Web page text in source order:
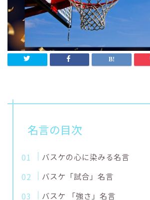
名言の目次
バスケの心に染みる名言
バスケ「試合」名言
バスケ 「強さ」名言